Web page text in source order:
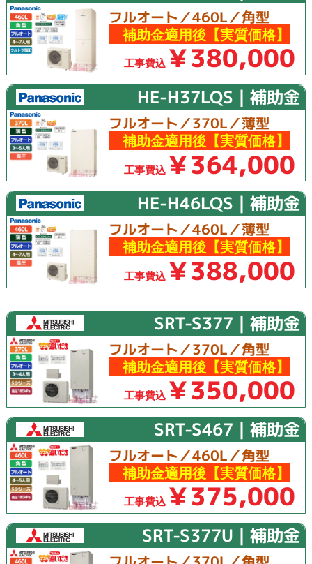
フルオート／460L／角型
補助金適用後【実質価格】
工事費込 ￥380,000
HE-H37LQS｜補助金
フルオート／370L／薄型
補助金適用後【実質価格】
工事費込 ￥364,000
HE-H46LQS｜補助金
フルオート／460L／薄型
補助金適用後【実質価格】
工事費込 ￥388,000
SRT-S377｜補助金
フルオート／370L／角型
補助金適用後【実質価格】
工事費込 ￥350,000
SRT-S467｜補助金
フルオート／460L／角型
補助金適用後【実質価格】
工事費込 ￥375,000
SRT-S377U｜補助金